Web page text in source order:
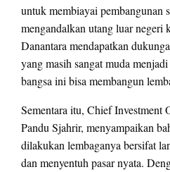
untuk membiayai pembangunan
mengandalkan utang luar negeri
Danantara mendapatkan
yang masih sangat muda
bangsa ini bisa membangun
Sementara itu, Chief Investment
Pandu Sjahrir, menyampaikan
dilakukan lembaganya bersifat
dan menyentuh pasar nyata.